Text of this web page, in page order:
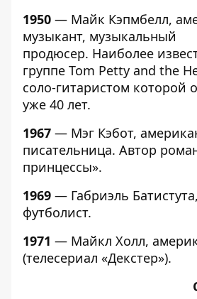
1950 — Майк Кэпмбелл,
музыкант, музыкальный
продюсер. Наиболее
группе Tom Petty and the
соло-гитаристом которой
уже 40 лет.
1967 — Мэг Кэбот,
писательница. Автор
принцессы».
1969 — Габриэль
футболист.
1971 — Майкл Холл,
(телесериал «Декстер»).